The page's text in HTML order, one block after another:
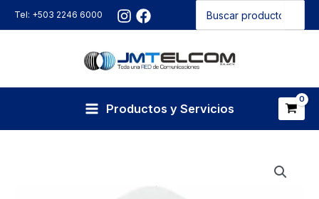
al
Tel: +503 2246 6000
por:
Productos y Servicios